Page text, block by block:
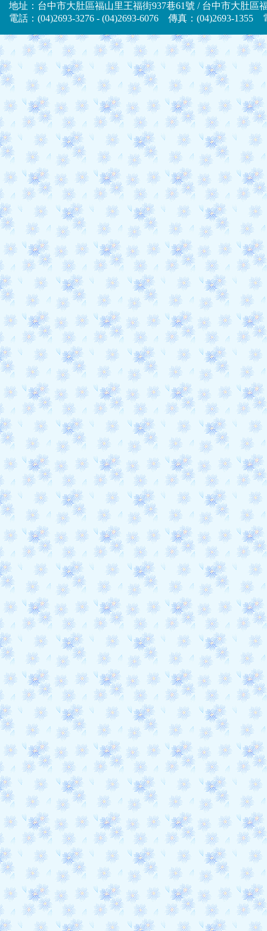
地址：台中市大肚區福山里王福街937巷61號 / 台中市大肚區
電話：(04)2693-3276 - (04)2693-6076 傳真：(04)2693-1355